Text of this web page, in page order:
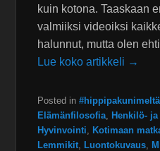
kuin kotona. Taaskaan
valmiiksi videoiksi
halunnut, mutta olen
Lue koko artikkeli →
Posted in
Elämänfilosofia
Henkilö-
Hyvinvointi
Kotimaan
Lemmikit
Luontokuvaus